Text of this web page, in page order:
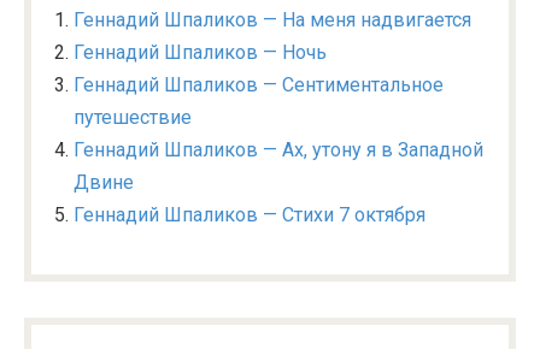
Геннадий Шпаликов — На меня надвигается
Геннадий Шпаликов — Ночь
Геннадий Шпаликов — Сентиментальное
путешествие
Геннадий Шпаликов — Ах, утону я в Западной
Двине
Геннадий Шпаликов — Стихи 7 октября